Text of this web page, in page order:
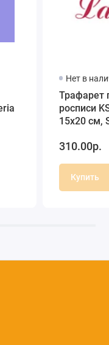
Нет в
Трафарет
росписи
15х20 см,
310.00р.
Купить